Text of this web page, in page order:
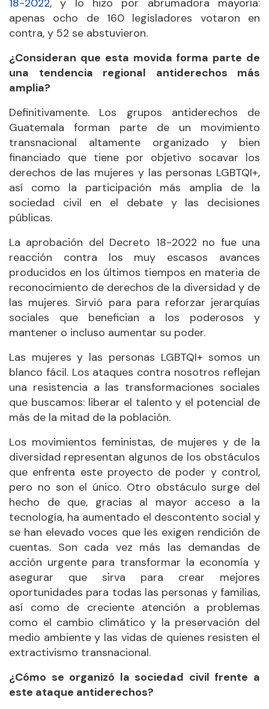
18-2022, y lo hizo por abrumadora mayoría:
apenas ocho de 160 legisladores votaron en
contra, y 52 se abstuvieron.
¿Consideran que esta movida forma parte de
una tendencia regional antiderechos más
amplia?
Definitivamente. Los grupos antiderechos de
Guatemala forman parte de un movimiento
transnacional altamente organizado y bien
financiado que tiene por objetivo socavar los
derechos de las mujeres y las personas LGBTQI+,
así como la participación más amplia de la
sociedad civil en el debate y las decisiones
públicas.
La aprobación del Decreto 18-2022 no fue una
reacción contra los muy escasos avances
producidos en los últimos tiempos en materia de
reconocimiento de derechos de la diversidad y de
las mujeres. Sirvió para para reforzar jerarquías
sociales que benefician a los poderosos y
mantener o incluso aumentar su poder.
Las mujeres y las personas LGBTQI+ somos un
blanco fácil. Los ataques contra nosotros reflejan
una resistencia a las transformaciones sociales
que buscamos: liberar el talento y el potencial de
más de la mitad de la población.
Los movimientos feministas, de mujeres y de la
diversidad representan algunos de los obstáculos
que enfrenta este proyecto de poder y control,
pero no son el único. Otro obstáculo surge del
hecho de que, gracias al mayor acceso a la
tecnología, ha aumentado el descontento social y
se han elevado voces que les exigen rendición de
cuentas. Son cada vez más las demandas de
acción urgente para transformar la economía y
asegurar que sirva para crear mejores
oportunidades para todas las personas y familias,
así como de creciente atención a problemas
como el cambio climático y la preservación del
medio ambiente y las vidas de quienes resisten el
extractivismo transnacional.
¿Cómo se organizó la sociedad civil frente a
este ataque antiderechos?